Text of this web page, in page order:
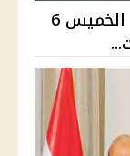
سعر الدولار مقابل الجنيه المصري الخميس 6